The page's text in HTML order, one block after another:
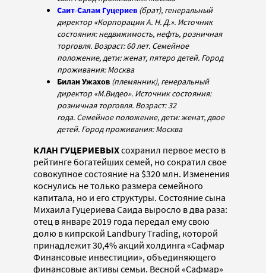
Саит-Салам Гуцериев (брат), генеральный
директор «Корпорации А. Н. Д.». Источник
состояния: недвижимость, нефть, розничная
торговля. Возраст: 60 лет. Семейное
положение, дети: женат, пятеро детей. Город
проживания: Москва
Билан Ужахов (племянник), генеральный
директор «М.Видео». Источник состояния:
розничная торговля. Возраст: 32
года. Семейное положение, дети: женат, двое
детей. Город проживания: Москва
КЛАН ГУЦЕРИЕВЫХсохранил первое место в
рейтинге богатейших семей, но сократил свое
совокупное состояние на $320 млн. Изменения
коснулись не только размера семейного
капитала, но и его структуры. Состояние сына
Михаила Гуцериева Саида выросло в два раза:
отец в январе 2019 года передал ему свою
долю в кипрской Landbury Trading, которой
принадлежит 30,4% акций холдинга «Сафмар
Финансовые инвестиции», объединяющего
финансовые активы семьи. Весной «Сафмар»